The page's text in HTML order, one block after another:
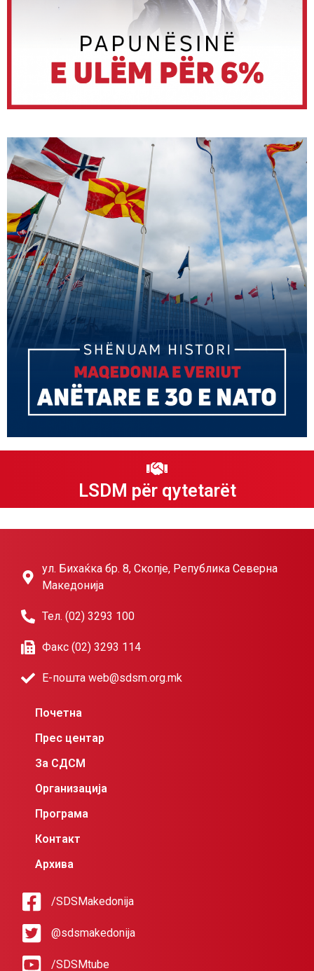
LSDM për qytetarët
ул. Бихаќка бр. 8, Скопје, Република Северна
Македонија
Тел. (02) 3293 100
Факс (02) 3293 114
Е-пошта web@sdsm.org.mk
Почетна
Прес центар
За СДСМ
Организација
Програма
Контакт
Архива
/SDSMakedonija
@sdsmakedonija
/SDSMtube